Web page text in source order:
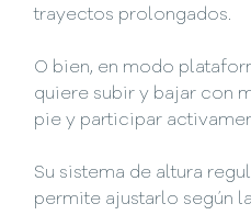
trayectos prolongados.
O bien, en modo
quiere subir y bajar con
pie y participar
Su sistema de altura
permite ajustarlo según